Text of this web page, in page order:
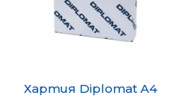
Хартия Diplomat A4